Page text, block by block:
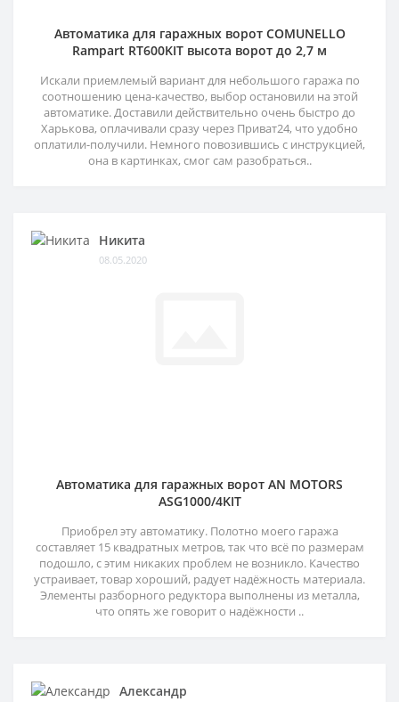
Автоматика для гаражных ворот COMUNELLO
Rampart RT600KIT высота ворот до 2,7 м
Искали приемлемый вариант для небольшого гаража по
соотношению цена-качество, выбор остановили на этой
автоматике. Доставили действительно очень быстро до
Харькова, оплачивали сразу через Приват24, что удобно
оплатили-получили. Немного повозившись с инструкцией,
она в картинках, смог сам разобраться..
Никита
08.05.2020
Автоматика для гаражных ворот AN MOTORS
ASG1000/4KIT
Приобрел эту автоматику. Полотно моего гаража
составляет 15 квадратных метров, так что всё по размерам
подошло, с этим никаких проблем не возникло. Качество
устраивает, товар хороший, радует надёжность материала.
Элементы разборного редуктора выполнены из металла,
что опять же говорит о надёжности ..
Александр